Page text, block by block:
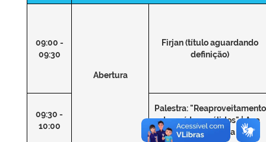
09:00 -
09:30
Abertura
Firjan (título aguardando
definição)
09:30 -
10:00
Palestra: "Reaproveitamento
de resíduos sólidos" | Ana
Lúcia Nazareth da Silva